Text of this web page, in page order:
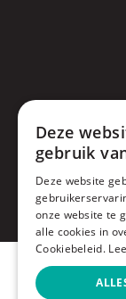
Deze
gebruik
Deze website
onze website te
alle cookies in
Cookiebeleid.